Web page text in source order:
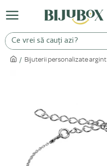
Bijuterii personalizate argint